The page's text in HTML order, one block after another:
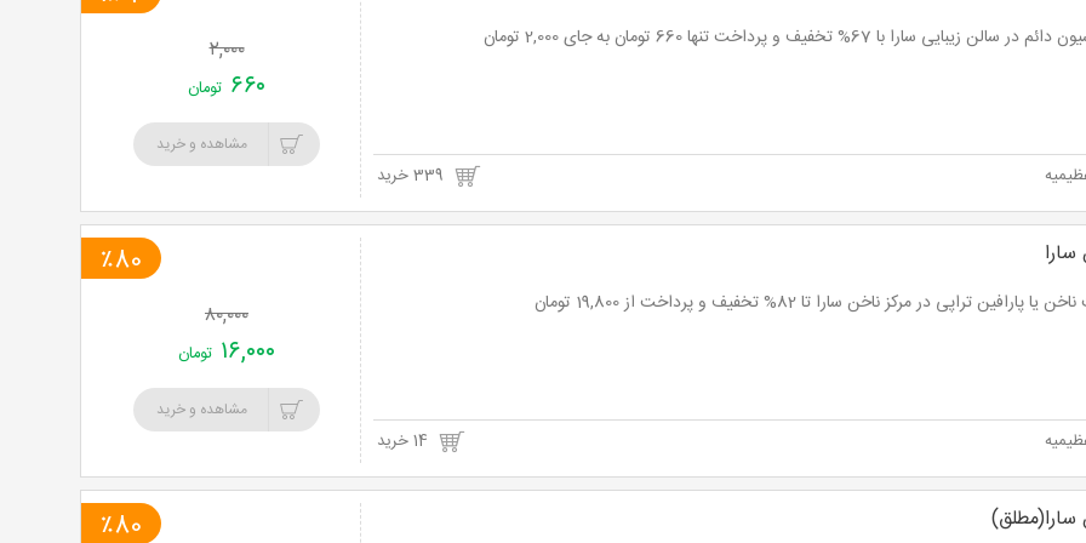
در سالن زیبایی سارا با 67% تخفیف و پرداخت تنها 660 تومان به جای 2,000 تومان ۲,۰۰۰
۶۶۰ تومان
مشاهده و خرید
پارافین تراپی در مرکز ناخن سارا تا 82% تخفیف و پرداخت از 19,800 تومان
٪80
۸۰,۰۰۰
۱۶,۰۰۰ تومان
مشاهده و خرید
سارا(مطلق) ٪80